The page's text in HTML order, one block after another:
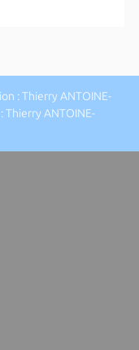
: Thierry ANTOINE-
ANTOINE-